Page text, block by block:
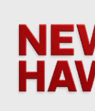
content